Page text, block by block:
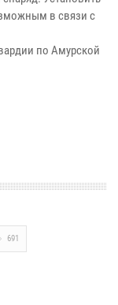
в связи с
по Амурской
691